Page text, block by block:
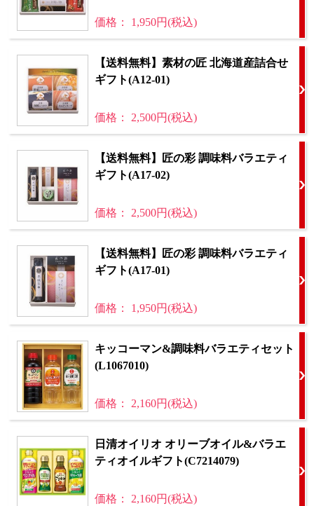
価格： 1,950円(税込)
【送料無料】素材の匠 北海道産詰合せ
ギフト(A12-01)
価格： 2,500円(税込)
【送料無料】匠の彩 調味料バラエティ
ギフト(A17-02)
価格： 2,500円(税込)
【送料無料】匠の彩 調味料バラエティ
ギフト(A17-01)
価格： 1,950円(税込)
キッコーマン&調味料バラエティセット
(L1067010)
価格： 2,160円(税込)
日清オイリオ オリーブオイル&バラエ
ティオイルギフト(C7214079)
価格： 2,160円(税込)